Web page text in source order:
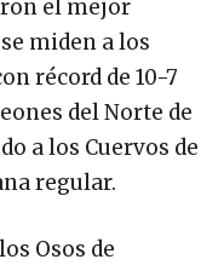
el mejor
miden a los
récord de 10-7
del Norte de
a los Cuervos de
regular.
Osos de